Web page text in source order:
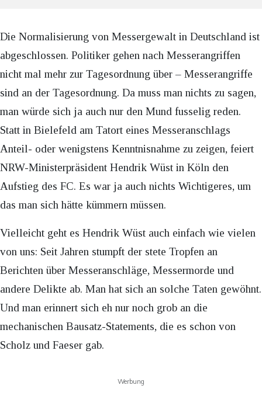
Die Normalisierung von Messergewalt in Deutschland ist
abgeschlossen. Politiker gehen nach Messerangriffen
nicht mal mehr zur Tagesordnung über – Messerangriffe
sind an der Tagesordnung. Da muss man nichts zu sagen,
man würde sich ja auch nur den Mund fusselig reden.
Statt in Bielefeld am Tatort eines Messeranschlags
Anteil- oder wenigstens Kenntnisnahme zu zeigen, feiert
NRW-Ministerpräsident Hendrik Wüst in Köln den
Aufstieg des FC. Es war ja auch nichts Wichtigeres, um
das man sich hätte kümmern müssen.
Vielleicht geht es Hendrik Wüst auch einfach wie vielen
von uns: Seit Jahren stumpft der stete Tropfen an
Berichten über Messeranschläge, Messermorde und
andere Delikte ab. Man hat sich an solche Taten gewöhnt.
Und man erinnert sich eh nur noch grob an die
mechanischen Bausatz-Statements, die es schon von
Scholz und Faeser gab.
Werbung